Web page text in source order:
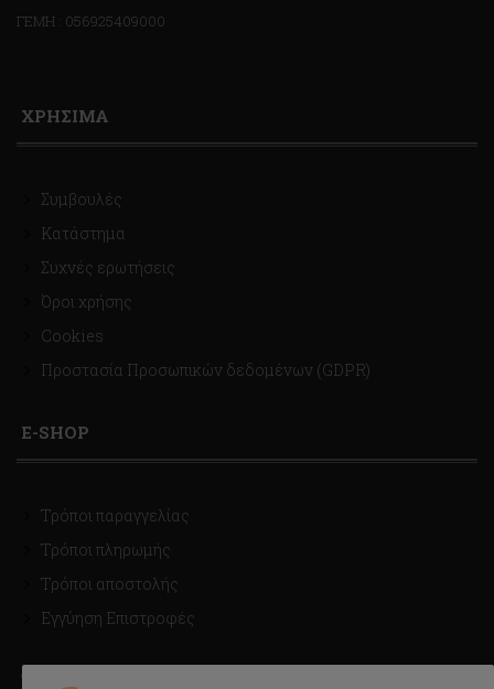
ΓΕΜΗ : 056925409000
ΧΡΗΣΙΜΑ
Συμβουλές
Κατάστημα
Συχνές ερωτήσεις
Όροι χρήσης
Cookies
Προστασία Προσωπικών δεδομένων (GDPR)
E-SHOP
Τρόποι παραγγελίας
Τρόποι πληρωμής
Τρόποι αποστολής
Εγγύηση Επιστροφές
ΤΡΟΠΟΙ ΑΠΟΣΤΟΛΗΣ